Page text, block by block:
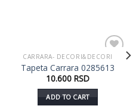
Dodaj
u listu
CARRARA- DECORI&DECORI
Tapeta Carrara 0285613
10.600 RSD
ADD TO CART